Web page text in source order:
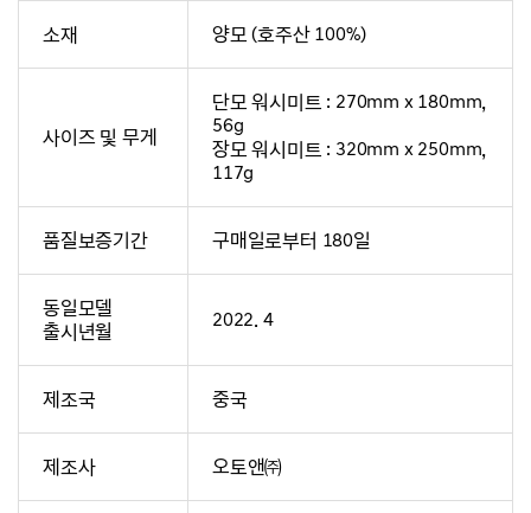
소재 양모 (호주산 100%)
사이즈 및 무게
단모 워시미트 : 270mm x 180mm,
56g
장모 워시미트 : 320mm x 250mm,
117g
품질보증기간 구매일로부터 180일
동일모델
출시년월
2022. 4
제조국 중국
제조사 오토앤㈜